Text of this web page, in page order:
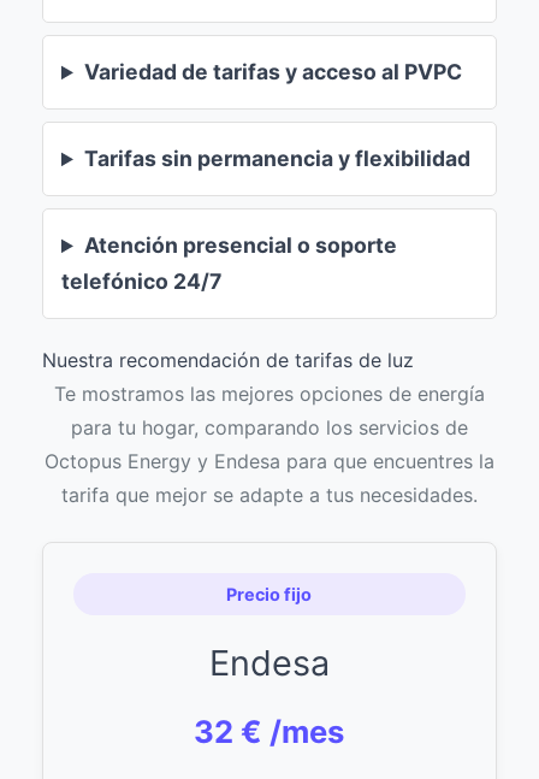
Variedad de tarifas y acceso al PVPC
Tarifas sin permanencia y flexibilidad
Atención presencial o soporte
telefónico 24/7
Nuestra recomendación de tarifas de luz
Te mostramos las mejores opciones de energía
para tu hogar, comparando los servicios de
Octopus Energy y Endesa para que encuentres la
tarifa que mejor se adapte a tus necesidades.
Precio fijo
Endesa
32 € /mes